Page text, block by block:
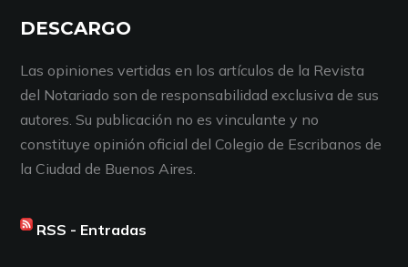
DESCARGO
Las opiniones vertidas en los artículos de la Revista
del Notariado son de responsabilidad exclusiva de sus
autores. Su publicación no es vinculante y no
constituye opinión oficial del Colegio de Escribanos de
la Ciudad de Buenos Aires.
RSS - Entradas